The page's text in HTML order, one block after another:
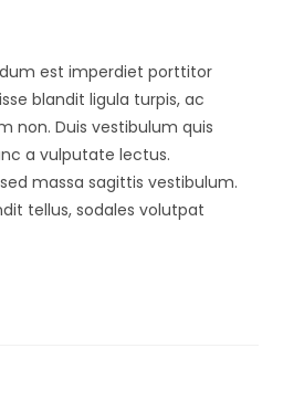
est imperdiet porttitor
blandit ligula turpis, ac
non. Duis vestibulum quis
a vulputate lectus.
massa sagittis vestibulum.
tellus, sodales volutpat